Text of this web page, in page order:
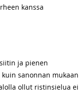
kanssa
ja pienen
sanonnan mukaan
ollut ristinsielua ei